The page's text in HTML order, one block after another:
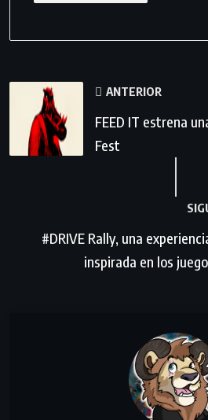
ANTERIOR
FEED IT estrena
Fest
#DRIVE Rally, una
inspirada en los